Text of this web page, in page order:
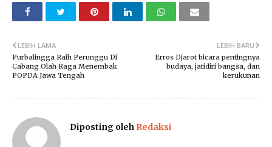
LEBIH BARU
Erros Djarot bicara pentingnya
budaya, jatidiri bangsa, dan
kerukunan
LEBIH LAMA
Purbalingga Raih Perunggu Di
Cabang Olah Raga Menembak
POPDA Jawa Tengah
Diposting oleh Redaksi